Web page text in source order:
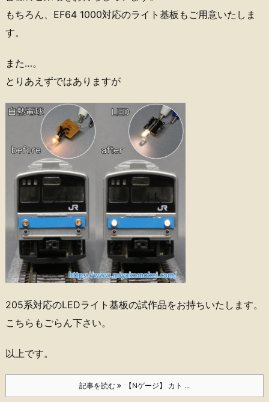
もちろん、EF64 1000対応のライト基板もご用意いたしま
す。
また…。
とりあえずではありますが
205系対応のLEDライト基板の試作品をお持ちいたします。
こちらもごらん下さい。
以上です。
記事を読む 【Nゲージ】 カト ...